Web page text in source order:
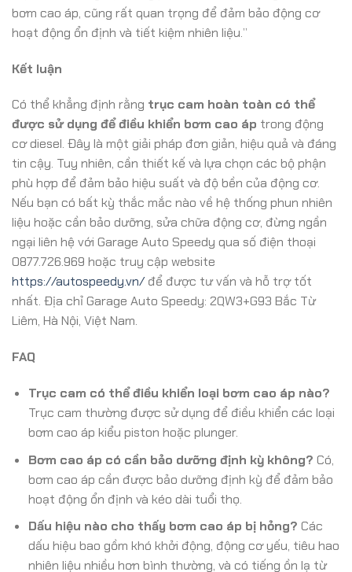
bơm cao áp, cũng rất quan trọng để đảm bảo động cơ
hoạt động ổn định và tiết kiệm nhiên liệu.”
Kết luận
Có thể khẳng định rằng trục cam hoàn toàn có thể
được sử dụng để điều khiển bơm cao áp trong động
cơ diesel. Đây là một giải pháp đơn giản, hiệu quả và đáng
tin cậy. Tuy nhiên, cần thiết kế và lựa chọn các bộ phận
phù hợp để đảm bảo hiệu suất và độ bền của động cơ.
Nếu bạn có bất kỳ thắc mắc nào về hệ thống phun nhiên
liệu hoặc cần bảo dưỡng, sửa chữa động cơ, đừng ngần
ngại liên hệ với Garage Auto Speedy qua số điện thoại
0877.726.969 hoặc truy cập website
https://autospeedy.vn/để được tư vấn và hỗ trợ tốt
nhất. Địa chỉ Garage Auto Speedy: 2QW3+G93 Bắc Từ
Liêm, Hà Nội, Việt Nam.
FAQ
Trục cam có thể điều khiển loại bơm cao áp nào?
Trục cam thường được sử dụng để điều khiển các loại
bơm cao áp kiểu piston hoặc plunger.
Bơm cao áp có cần bảo dưỡng định kỳ không? Có,
bơm cao áp cần được bảo dưỡng định kỳ để đảm bảo
hoạt động ổn định và kéo dài tuổi thọ.
Dấu hiệu nào cho thấy bơm cao áp bị hỏng? Các
dấu hiệu bao gồm khó khởi động, động cơ yếu, tiêu hao
nhiên liệu nhiều hơn bình thường, và có tiếng ồn lạ từ